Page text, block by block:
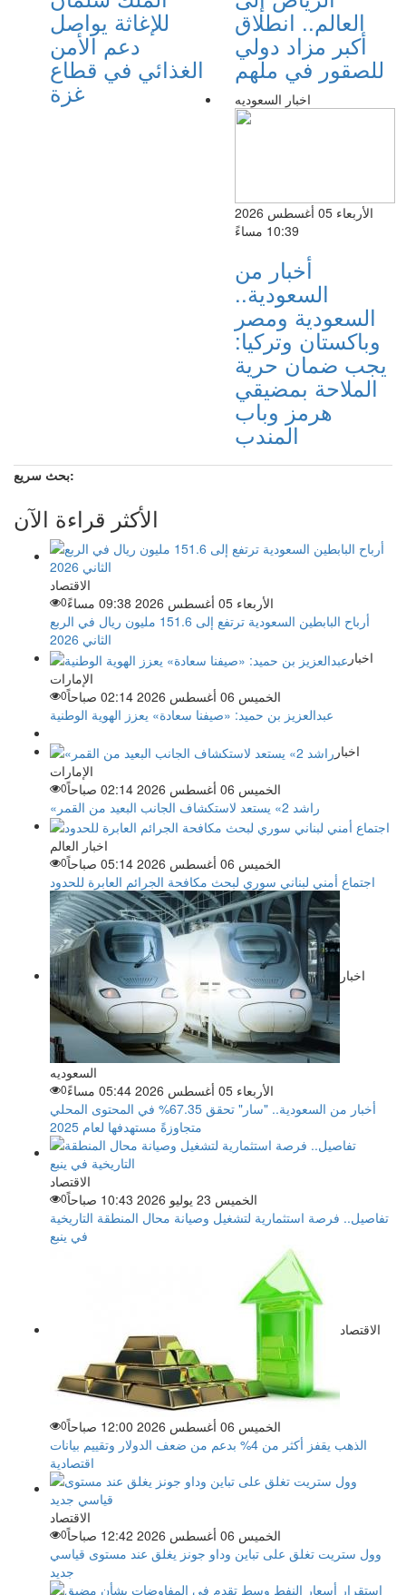
للإغاثة يواصل
دعم الأمن
الغذائي في قطاع
غزة
العالم.. انطلاق
أكبر مزاد دولي
للصقور في ملهم
اخبار السعوديه
الأربعاء 05 أغسطس 2026
10:39 مساءً
أخبار من
السعودية..
السعودية ومصر
وباكستان وتركيا:
يجب ضمان حرية
الملاحة بمضيقي
هرمز وباب
المندب
بحث سريع:
الأكثر قراءة الآن
الاقتصاد
الأربعاء 05 أغسطس 2026 09:38 مساءً
0
أرباح البابطين السعودية ترتفع إلى 151.6 مليون ريال في الربع
الثاني 2026
اخبار
الإمارات
الخميس 06 أغسطس 2026 02:14 صباحاً
0
عبدالعزيز بن حميد: «صيفنا سعادة» يعزز الهوية الوطنية
اخبار
الإمارات
الخميس 06 أغسطس 2026 02:14 صباحاً
0
«راشد 2» يستعد لاستكشاف الجانب البعيد من القمر
اخبار العالم
الخميس 06 أغسطس 2026 05:14 صباحاً
0
اجتماع أمني لبناني سوري لبحث مكافحة الجرائم العابرة للحدود
اخبار
السعوديه
الأربعاء 05 أغسطس 2026 05:44 مساءً
0
أخبار من السعودية.. "سار" تحقق 67.35% في المحتوى المحلي
متجاوزةً مستهدفها لعام 2025
الاقتصاد
الخميس 23 يوليو 2026 10:43 صباحاً
0
تفاصيل.. فرصة استثمارية لتشغيل وصيانة محال المنطقة التاريخية
في ينبع
الاقتصاد
الخميس 06 أغسطس 2026 12:00 صباحاً 0
الذهب يقفز أكثر من 4% بدعم من ضعف الدولار وتقييم بيانات
اقتصادية
الاقتصاد
الخميس 06 أغسطس 2026 12:42 صباحاً
0
وول ستريت تغلق على تباين وداو جونز يغلق عند مستوى قياسي
جديد